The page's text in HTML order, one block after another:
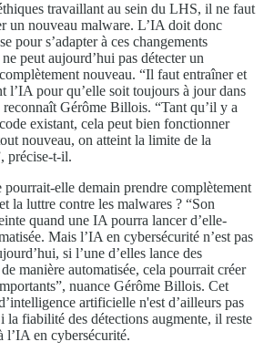
travaillant au sein du LHS, il ne faut
un nouveau malware. L’IA doit donc
pour s’adapter à ces changements
peut aujourd’hui pas détecter un
nouveau. “Il faut entraîner et
l’IA pour qu’elle soit toujours à jour dans
reconnaît Gérôme Billois. “Tant qu’il y a
existant, cela peut bien fonctionner
nouveau, on atteint la limite de la
précise-t-il.
elle demain prendre complètement
la luttre contre les malwares ? “Son
quand une IA pourra lancer d’elle-
Mais l’IA en cybersécurité n’est pas
si l’une d’elles lance des
manière automatisée, cela pourrait créer
nuance Gérôme Billois. Cet
artificielle n'est d’ailleurs pas
la fiabilité des détections augmente, il reste
l’IA en cybersécurité.